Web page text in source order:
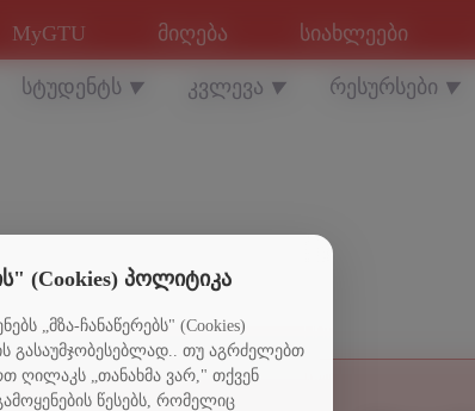
MyGTU მიღება სიახლეები
სტუდენტს ▼ კვლევა ▼ რესურსები ▼
(Cookies) პოლიტიკა
„მზა-ჩანაწერებს" (Cookies)
გასაუმჯობესებლად.. თუ აგრძელებთ
ღილაკს „თანახმა ვარ," თქვენ
წესებს, რომელიც